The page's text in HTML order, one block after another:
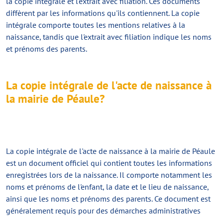
diffèrent par les informations qu'ils contiennent. La copie
intégrale comporte toutes les mentions relatives à la
naissance, tandis que l'extrait avec filiation indique les noms
et prénoms des parents.
La copie intégrale de l'acte de naissance à
la mairie de Péaule?
La copie intégrale de l'acte de naissance à la mairie de Péaule
est un document officiel qui contient toutes les informations
enregistrées lors de la naissance. Il comporte notamment les
noms et prénoms de l'enfant, la date et le lieu de naissance,
ainsi que les noms et prénoms des parents. Ce document est
généralement requis pour des démarches administratives